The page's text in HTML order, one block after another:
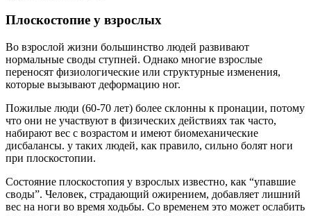
Плоскостопие у взрослых
Во взрослой жизни большинство людей развивают
нормальные своды ступней. Однако многие взрослые
переносят физиологические или структурные изменения,
которые вызывают деформацию ног.
Пожилые люди (60-70 лет) более склонны к пронации, потому
что они не участвуют в физических действиях так часто,
набирают вес с возрастом и имеют биомеханические
дисбалансы. у таких людей, как правило, сильно болят ноги
при плоскостопии.
Состояние плоскостопия у взрослых известно, как “упавшие
своды”. Человек, страдающий ожирением, добавляет лишний
вес на ноги во время ходьбы. Со временем это может ослабить